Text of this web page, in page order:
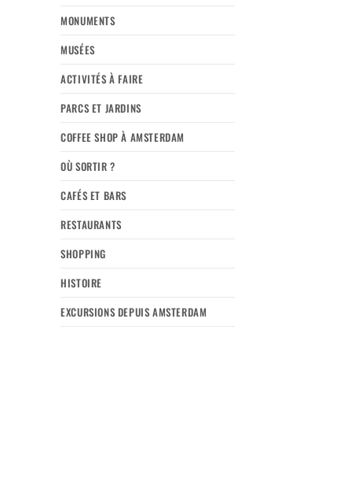
MONUMENTS
MUSÉES
ACTIVITÉS À FAIRE
PARCS ET JARDINS
COFFEE SHOP À AMSTERDAM
OÙ SORTIR ?
CAFÉS ET BARS
RESTAURANTS
SHOPPING
HISTOIRE
EXCURSIONS DEPUIS AMSTERDAM